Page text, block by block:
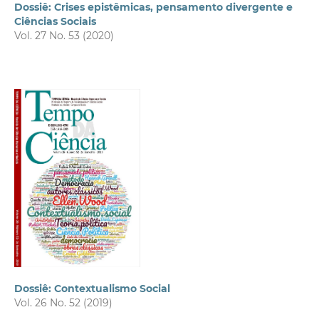
Dossiê: Crises epistêmicas, pensamento divergente e
Ciências Sociais
Vol. 27 No. 53 (2020)
Dossiê: Contextualismo Social
Vol. 26 No. 52 (2019)